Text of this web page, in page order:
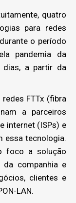
quatro
para redes
o período
pandemia da
a partir da
FTTx (fibra
a parceiros
internet (ISPs) e
essa tecnologia.
foco a solução
da companhia e
clientes e
LAN.